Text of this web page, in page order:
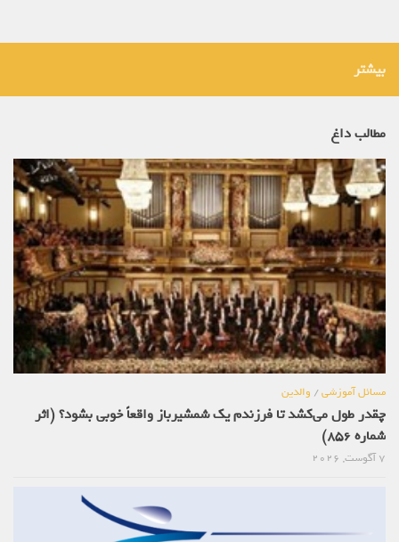
بیشتر
مطالب داغ
مسائل آموزشی/والدین
چقدر طول می‌کشد تا فرزندم یک شمشیرباز واقعاً خوبی بشود؟ (اثر
شماره 856)